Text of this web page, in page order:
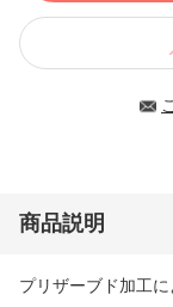
商品説明
プリザーブド加工